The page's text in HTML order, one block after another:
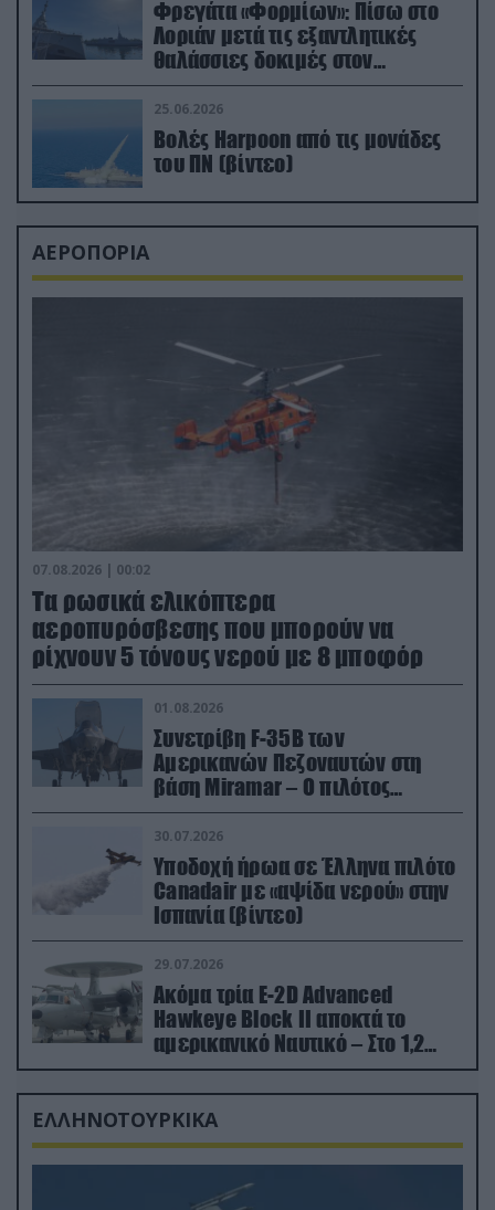
Φρεγάτα «Φορμίων»: Πίσω στο
Λοριάν μετά τις εξαντλητικές
θαλάσσιες δοκιμές στον
απαιτητικό Βισκαϊκό
25.06.2026
Βολές Harpoon από τις μονάδες
του ΠΝ (βίντεο)
ΑΕΡΟΠΟΡΙΑ
07.08.2026 | 00:02
Τα ρωσικά ελικόπτερα
αεροπυρόσβεσης που μπορούν να
ρίχνουν 5 τόνους νερού με 8 μποφόρ
01.08.2026
Συνετρίβη F-35B των
Αμερικανών Πεζοναυτών στη
βάση Miramar – Ο πιλότος
εκτινάχθηκε εγκαίρως
30.07.2026
Υποδοχή ήρωα σε Έλληνα πιλότο
Canadair με «αψίδα νερού» στην
Ισπανία (βίντεο)
29.07.2026
Ακόμα τρία E-2D Advanced
Hawkeye Block II αποκτά το
αμερικανικό Ναυτικό – Στο 1,2
δισ.δολάρια το κόστος
ΕΛΛΗΝΟΤΟΥΡΚΙΚΑ